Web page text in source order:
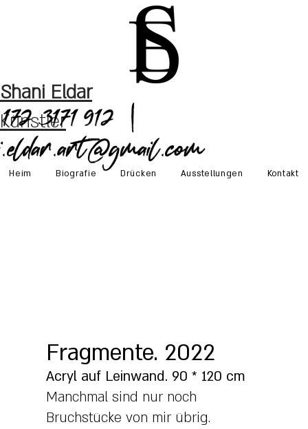
Shani Eldar
Künstler3171 912 |
Heim Biografie Drücken Ausstellungen Kontakt
Fragmente. 2022
Acryl auf Leinwand. 90 * 120 cm
Manchmal sind nur noch
Bruchstücke von mir übrig.